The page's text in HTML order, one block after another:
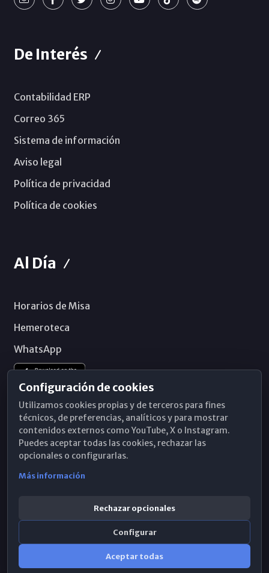
De Interés
Contabilidad ERP
Correo 365
Sistema de información
Aviso legal
Política de privacidad
Política de cookies
Al Día
Horarios de Misa
Hemeroteca
WhatsApp
Configuración de cookies
Utilizamos cookies propias y de terceros para fines
técnicos, de preferencias, analíticos y para mostrar
contenidos externos como YouTube, X o Instagram.
Puedes aceptar todas las cookies, rechazar las
opcionales o configurarlas.
Más información
Rechazar opcionales
Configurar
Aceptar todas